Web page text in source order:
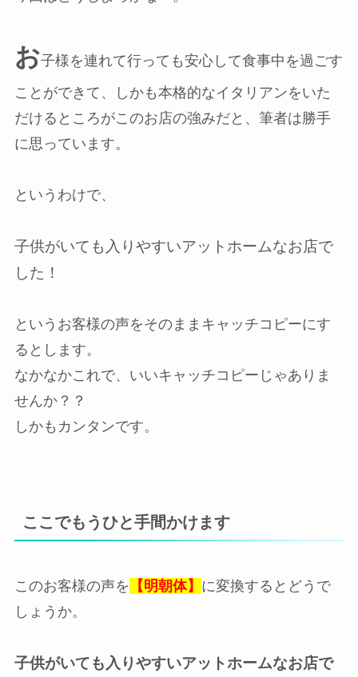
お子様を連れて行っても安心して食事中を過ごす
ことができて、しかも本格的なイタリアンをいた
だけるところがこのお店の強みだと、筆者は勝手
に思っています。
というわけで、
子供がいても入りやすいアットホームなお店で
した！
というお客様の声をそのままキャッチコピーにす
るとします。
なかなかこれで、いいキャッチコピーじゃありま
せんか？？
しかもカンタンです。
ここでもうひと手間かけます
このお客様の声を 【明朝体】 に変換するとどうで
しょうか。
子供がいても入りやすいアットホームなお店で